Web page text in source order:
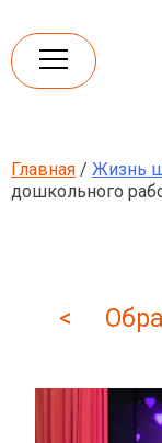
content
Leaders
International
Главная / Жизнь
дошкольного
<